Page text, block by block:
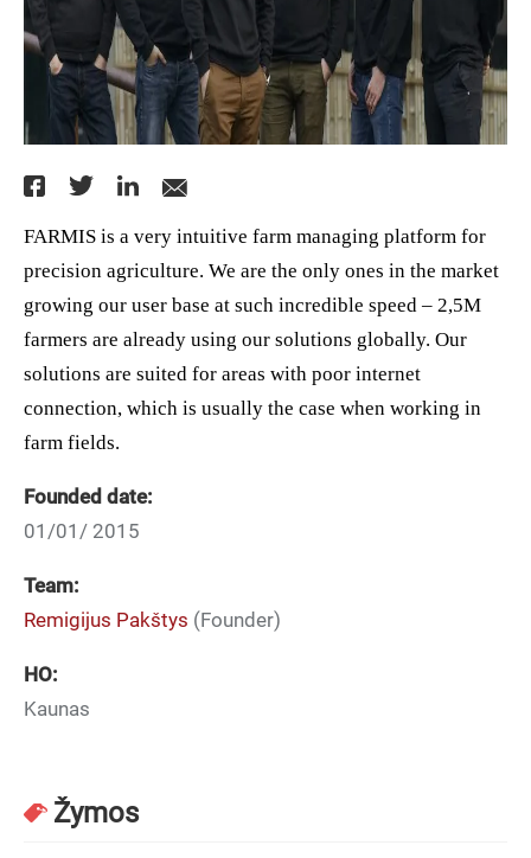
FARMIS is a very intuitive farm managing platform for
precision agriculture. We are the only ones in the market
growing our user base at such incredible speed – 2,5M
farmers are already using our solutions globally. Our
solutions are suited for areas with poor internet
connection, which is usually the case when working in
farm fields.
Founded date:
01/01/ 2015
Team:
Remigijus Pakštys (Founder)
HO:
Kaunas
Žymos